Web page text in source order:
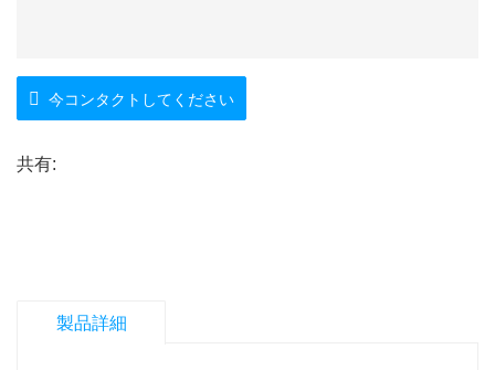
今コンタクトしてください
共有:
製品詳細